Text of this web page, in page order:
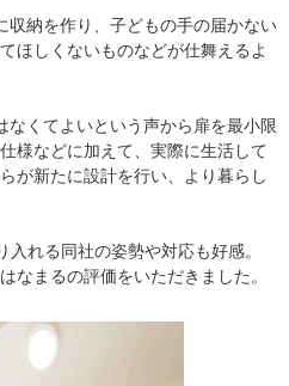
収納を作り、子どもの手の届かない
ほしくないものなどが仕舞えるよ
なくてよいという声から扉を最小限
様などに加えて、実際に生活して
が新たに設計を行い、より暮らし
れる同社の姿勢や対応も好感。
なまるの評価をいただきました。